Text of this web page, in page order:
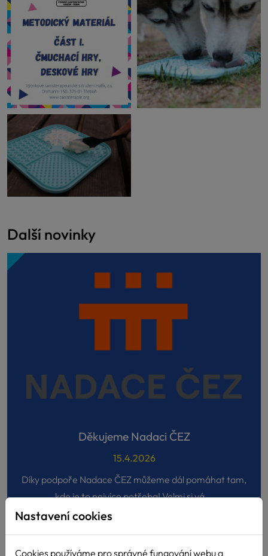
Další novinky
Děkujeme Nadaci ČEZ
15.4.2026
Díky podpoře Nadace ČEZ můžeme dál pomáhat tam,
kde je to nejvíce potřeba! Velmi si vá...
Nastavení cookies
Cookies používáme pro správné fungování webu a